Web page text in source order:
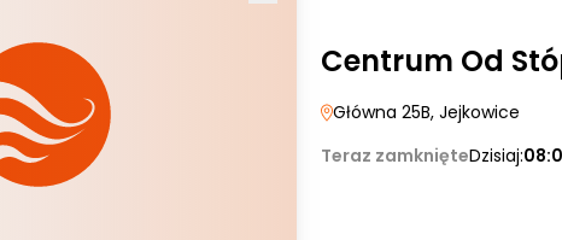
Centrum Od
Główna 25B, Jejkowice
Teraz zamknięteDzisiaj: